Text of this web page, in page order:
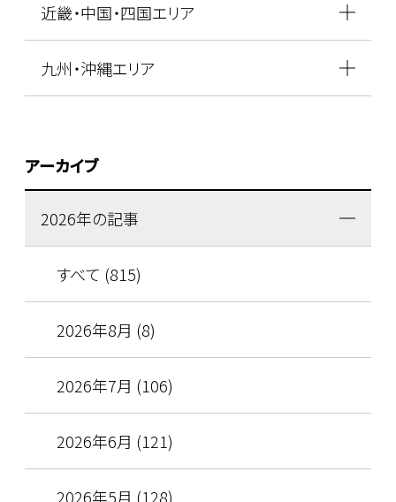
近畿・中国・四国エリア
九州・沖縄エリア
アーカイブ
2026年の記事
すべて (815)
2026年8月 (8)
2026年7月 (106)
2026年6月 (121)
2026年5月 (128)